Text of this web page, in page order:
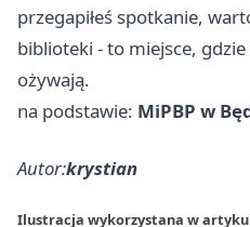
przegapiłeś spotkanie,
biblioteki - to miejsce,
ożywają.
na podstawie: MiPBP w
Autor:krystian
Ilustracja wykorzystana w